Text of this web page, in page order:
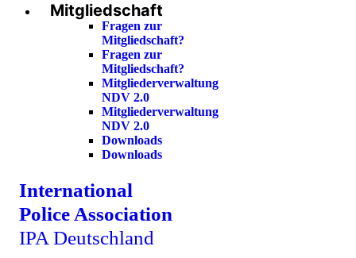
Mitgliedschaft
Fragen zur
Mitgliedschaft?
Fragen zur
Mitgliedschaft?
Mitgliederverwaltung
NDV 2.0
Mitgliederverwaltung
NDV 2.0
Downloads
Downloads
International
Police Association
IPA Deutschland